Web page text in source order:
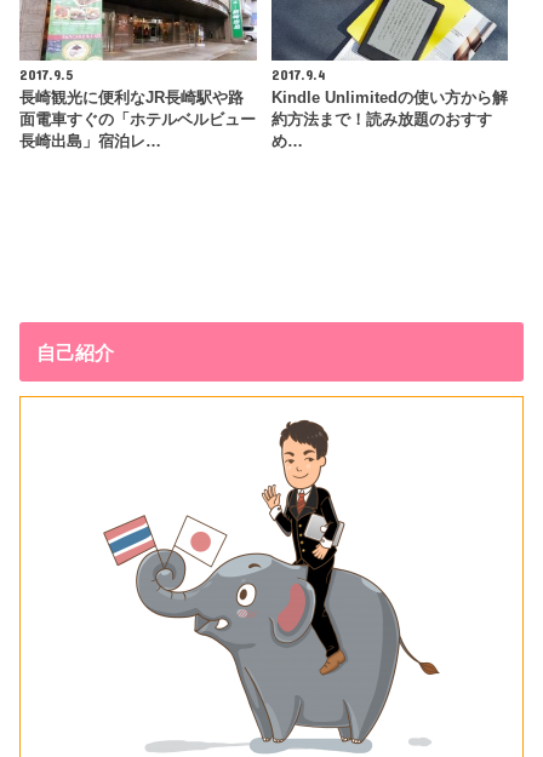
2017.9.5
長崎観光に便利なJR長崎駅や路
面電車すぐの「ホテルベルビュー
長崎出島」宿泊レ…
2017.9.4
Kindle Unlimitedの使い方から解
約方法まで！読み放題のおすす
め…
自己紹介